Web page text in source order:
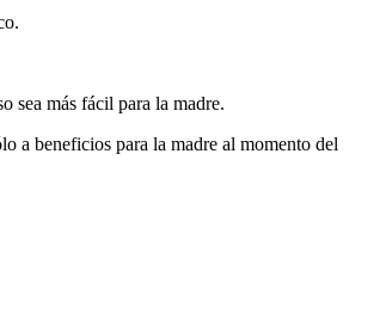
sea más fácil para la madre.
a beneficios para la madre al momento del